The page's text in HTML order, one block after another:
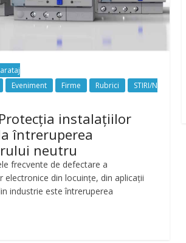
Eveniment Firme Rubrici
STIRI/N
Protecția instalațiilor
întreruperea
neutru
frecvente de defectare a
electronice din locuințe, din aplicații
industrie este întreruperea